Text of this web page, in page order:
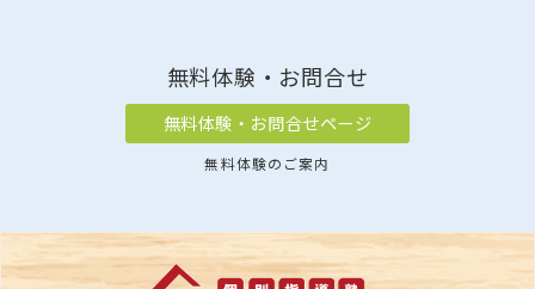
無料体験・お問合せ
無料体験・お問合せページ
無料体験のご案内